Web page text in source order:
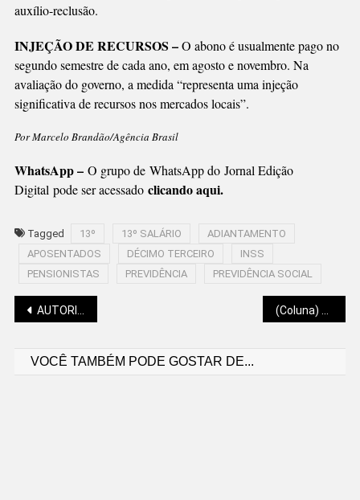
auxílio-reclusão.
INJEÇÃO DE RECURSOS –O abono é usualmente pago no
segundo semestre de cada ano, em agosto e novembro. Na
avaliação do governo, a medida “representa uma injeção
significativa de recursos nos mercados locais”.
Por Marcelo Brandão/Agência Brasil
WhatsApp – O grupo de WhatsApp do Jornal Edição
Digital pode ser acessado clicando aqui.
Tagged 13º 13º SALÁRIO
ADIANTAMENTO
APOSENTADOS
DÉCIMO TERCEIRO
INSS
PENSIONISTAS
PREVIDÊNCIA PREVIDÊNCIA SOCIAL
Navegação
AUTORIZADOS EXAMES DE ANÁLISE CLÍNICA EM FARMÁCIAS E CONSULTÓRIOS
VOCÊ TAMBÉM PODE GOSTAR DE...